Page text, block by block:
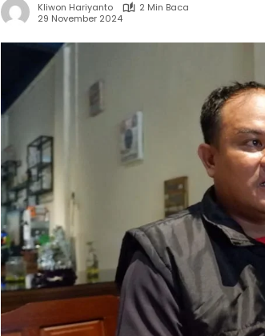
Kliwon Hariyanto
2 Min Baca
29 November 2024